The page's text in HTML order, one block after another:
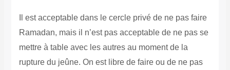
Il est acceptable dans le cercle privé de ne pas faire
Ramadan, mais il n’est pas acceptable de ne pas se
mettre à table avec les autres au moment de la
rupture du jeûne. On est libre de faire ou de ne pas